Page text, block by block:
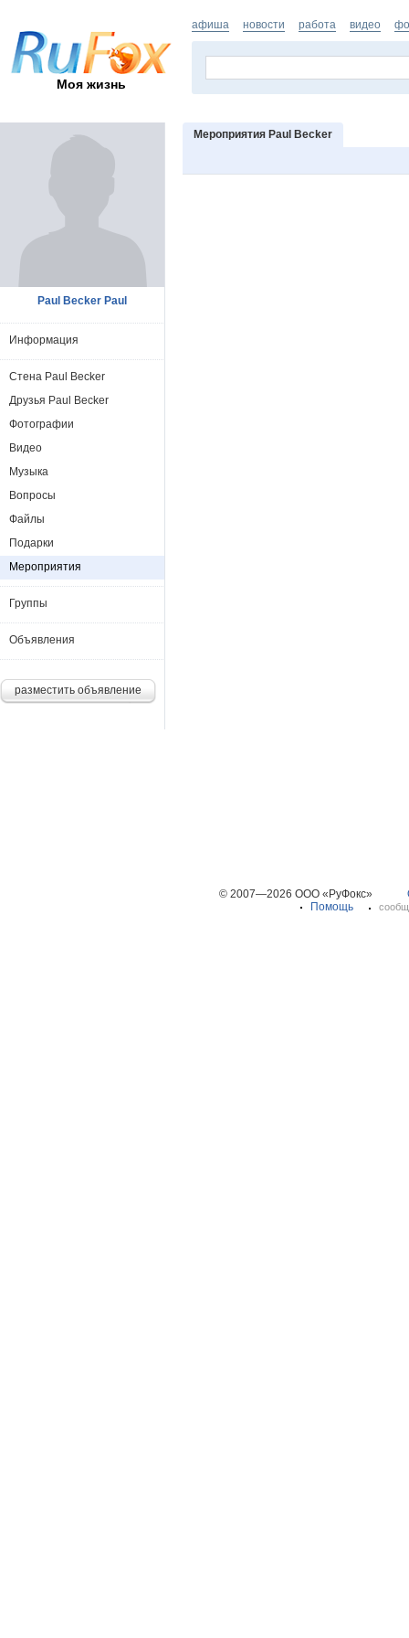
Моя жизнь
афиша новости работа видео
Мероприятия Paul Becker
Paul Becker Paul
Информация
Стена Paul Becker
Друзья Paul Becker
Фотографии
Видео
Музыка
Вопросы
Файлы
Подарки
Мероприятия
Группы
Объявления
разместить объявление
© 2007—2026 ООО «РуФокс»
Помощь